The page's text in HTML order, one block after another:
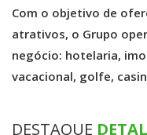
Com o objetivo de
atrativos, o Grupo
negócio: hotelaria,
vacacional, golfe,
DESTAQUE